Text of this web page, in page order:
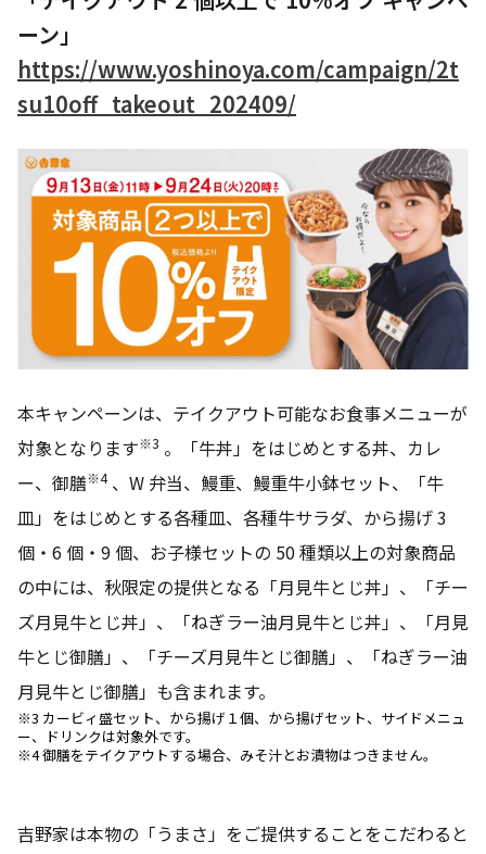
ーン」
https://www.yoshinoya.com/campaign/2t
su10off_takeout_202409/
本キャンペーンは、テイクアウト可能なお食事メニューが
対象となります※3 。「牛丼」をはじめとする丼、カレ
ー、御膳※4、W 弁当、鰻重、鰻重牛小鉢セット、「牛
皿」をはじめとする各種皿、各種牛サラダ、から揚げ 3
個・6 個・9 個、お子様セットの 50 種類以上の対象商品
の中には、秋限定の提供となる「月見牛とじ丼」、「チー
ズ月見牛とじ丼」、「ねぎラー油月見牛とじ丼」、「月見
牛とじ御膳」、「チーズ月見牛とじ御膳」、「ねぎラー油
月見牛とじ御膳」も含まれます。
※3 カービィ盛セット、から揚げ１個、から揚げセット、サイドメニュ
ー、ドリンクは対象外です。
※4 御膳をテイクアウトする場合、みそ汁とお漬物はつきません。
吉野家は本物の「うまさ」をご提供することをこだわると